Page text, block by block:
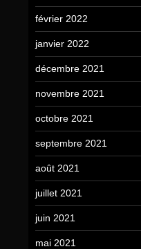
février 2022
janvier 2022
décembre 2021
novembre 2021
octobre 2021
septembre 2021
août 2021
juillet 2021
juin 2021
mai 2021